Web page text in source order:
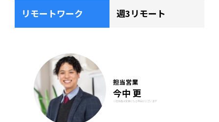
リモートワーク 週3リモート
担当営業
今中 更
※担当者は変更になる場合がございます